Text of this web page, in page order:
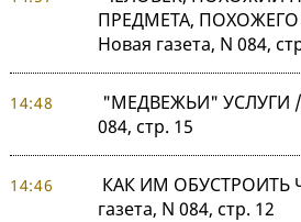
ПРЕДМЕТА,
Новая газета, N 084,
14:48
"МЕДВЕЖЬИ" УСЛУГИ //
084, стр. 15
14:46
КАК ИМ ОБУСТРОИТЬ
газета, N 084, стр. 12